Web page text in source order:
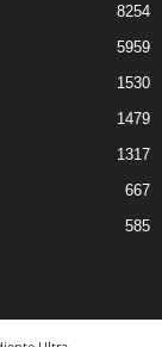
8254
5959
1530
1479
1317
667
585